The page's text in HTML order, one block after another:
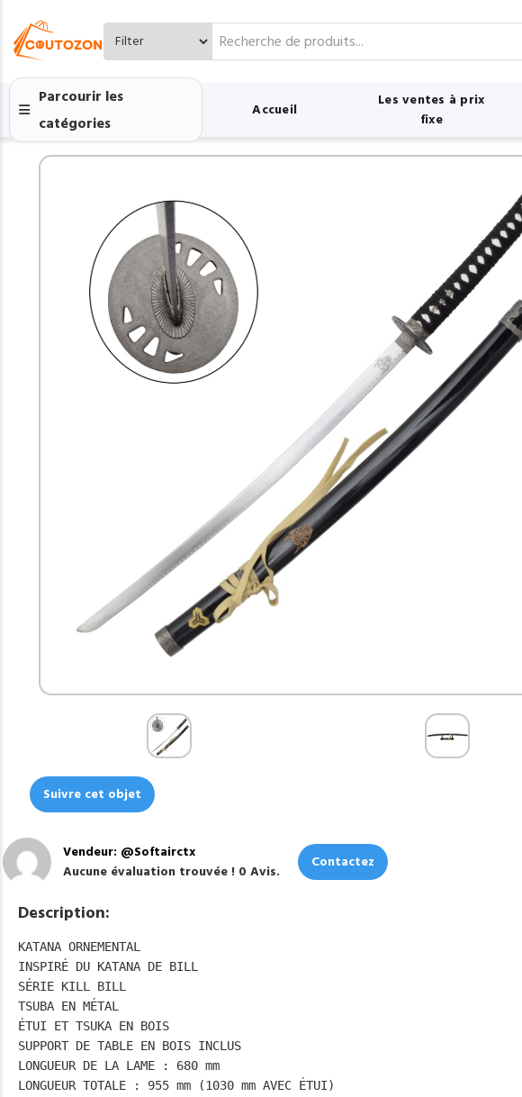
Search
Parcourir les
catégories
Accueil
Les ventes à prix
fixe
Suivre cet objet
Vendeur: @Softairctx
Aucune évaluation trouvée ! 0 Avis.
Contactez
Description:
KATANA ORNEMENTAL
INSPIRÉ DU KATANA DE BILL
SÉRIE KILL BILL
TSUBA EN MÉTAL
ÉTUI ET TSUKA EN BOIS
SUPPORT DE TABLE EN BOIS INCLUS
LONGUEUR DE LA LAME : 680 mm
LONGUEUR TOTALE : 955 mm (1030 mm AVEC ÉTUI)